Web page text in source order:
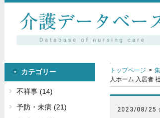
トップページ
人ホーム 入居者
2023/08/25
カテゴリー
不祥事 (14)
予防・未病 (21)